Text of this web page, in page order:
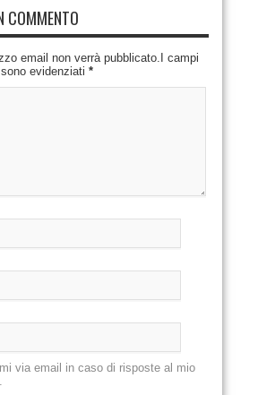
COMMENTO
email non verrà pubblicato.I campi
evidenziati *
via email in caso di risposte al mio